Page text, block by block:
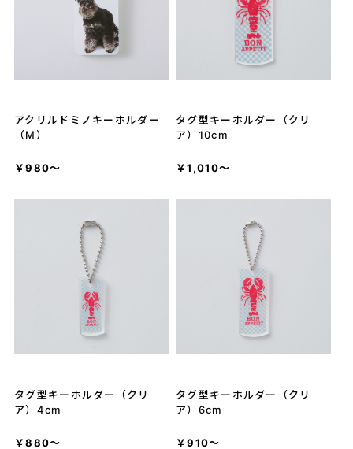
アクリルドミノキーホルダー
（M）
￥980～
タグ型キーホルダー（クリ
ア）10cm
￥1,010～
タグ型キーホルダー（クリ
ア）4cm
￥880～
タグ型キーホルダー（クリ
ア）6cm
￥910～